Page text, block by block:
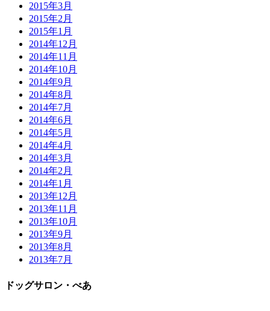
2015年3月
2015年2月
2015年1月
2014年12月
2014年11月
2014年10月
2014年9月
2014年8月
2014年7月
2014年6月
2014年5月
2014年4月
2014年3月
2014年2月
2014年1月
2013年12月
2013年11月
2013年10月
2013年9月
2013年8月
2013年7月
ドッグサロン・べあ